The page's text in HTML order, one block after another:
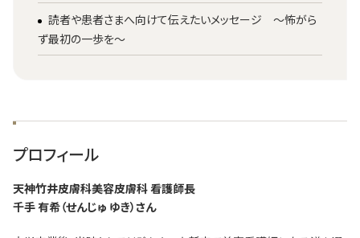
読者や患者さまへ向けて伝えたいメッセージ ～怖がら
ず最初の一歩を～
プロフィール
天神竹井皮膚科美容皮膚科 看護師長
千手 有希（せんじゅ ゆき）さん